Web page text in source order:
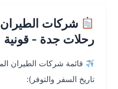
شركات الطيران
رحلات جدة - قونية
قائمة شركات الطيران
تاريخ السفر والتوفر):